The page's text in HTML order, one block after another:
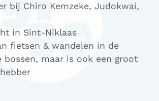
bij Chiro Kemzeke, Judokwai,
in Sint-Niklaas
fietsen & wandelen in de
bossen, maar is ook een groot